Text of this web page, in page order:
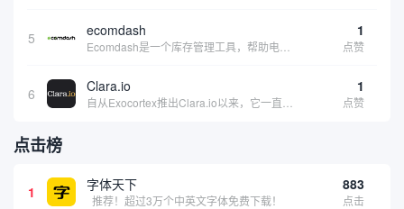
5 ecomdash 1
点赞
6 Clara.io 1
点赞
点击榜
1 字体天下
推荐！超过3万个中英文字体免费下载！
883
点击